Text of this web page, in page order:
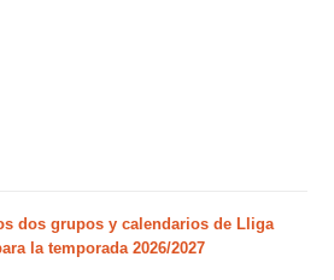
dos grupos y calendarios de Lliga
la temporada 2026/2027